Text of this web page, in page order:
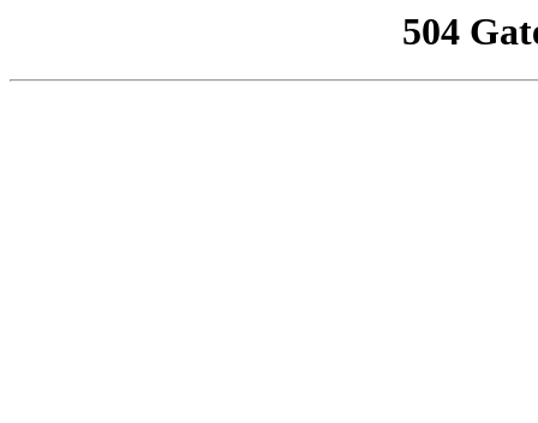
504